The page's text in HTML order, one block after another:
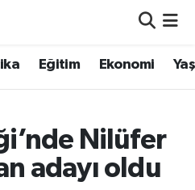
Eğitim Ekonomi
Nilüfer
adayı oldu